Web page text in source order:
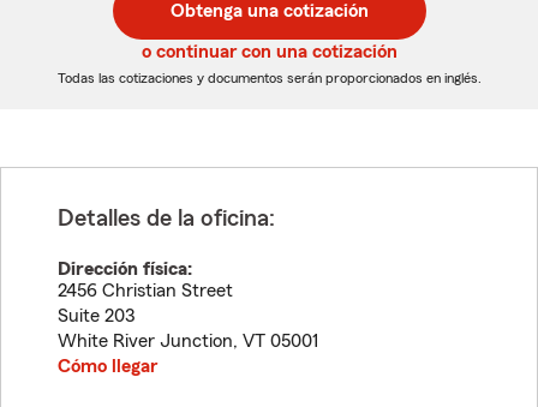
de
5
dígitos
de
5
dígitos
Obtenga una cotización
o continuar con una cotización
Todas las cotizaciones y documentos serán proporcionados en inglés.
Detalles de la oficina:
Dirección física:
2456 Christian Street
Suite 203
White River Junction, VT 05001
Cómo llegar